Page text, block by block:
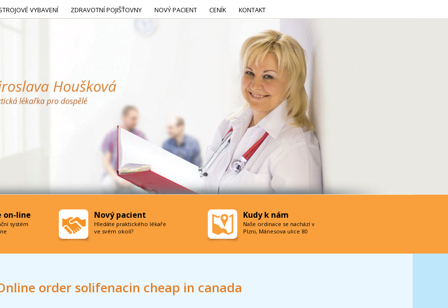
order solifenacin cheap in canada
VYBAVENÍ ZDRAVOTNÍ POJIŠŤOVNY NOVÝ PACIENT CENÍK KONTAKT
on-line
systém
Nový pacient
Hledáte praktického lékaře
ve svém okolí?
Kudy k nám
Naše ordinace se nachází v
Plzni, Mánesova ulice 80